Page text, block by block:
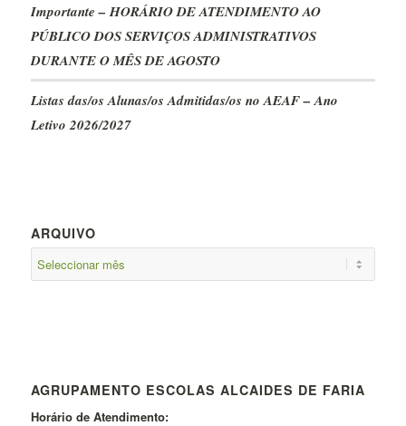
Importante – HORÁRIO DE ATENDIMENTO AO
PÚBLICO DOS SERVIÇOS ADMINISTRATIVOS
DURANTE O MÊS DE AGOSTO
Listas das/os Alunas/os Admitidas/os no AEAF – Ano
Letivo 2026/2027
ARQUIVO
AGRUPAMENTO ESCOLAS ALCAIDES DE FARIA
Horário de Atendimento: